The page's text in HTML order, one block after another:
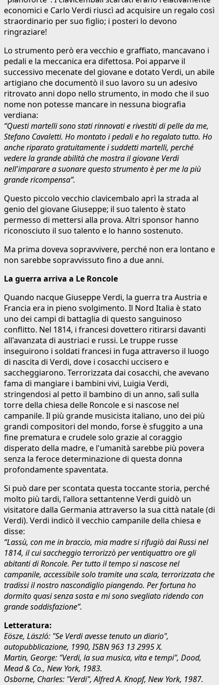
economici e Carlo Verdi riuscì ad acquisire un regalo così
straordinario per suo figlio; i posteri lo devono
ringraziare!
Lo strumento però era vecchio e graffiato, mancavano i
pedali e la meccanica era difettosa. Poi apparve il
successivo mecenate del giovane e dotato Verdi, un abile
artigiano che documentò il suo lavoro su un adesivo
ritrovato anni dopo nello strumento, in modo che il suo
nome non potesse mancare in nessuna biografia
verdiana:
“Questi martelli sono stati rinnovati e rivestiti di pelle da me,
Stefano Cavaletti. Ho montato i pedali e ho regalato tutto. Ho
anche riparato gratuitamente i suddetti martelli, perché
vedere la grande abilità che mostra il giovane Verdi
nell'imparare a suonare questo strumento è per me la più
grande ricompensa”.
Questo piccolo vecchio clavicembalo aprì la strada al
genio del giovane Giuseppe; il suo talento è stato
permesso di mettersi alla prova. Altri sponsor hanno
riconosciuto il suo talento e lo hanno sostenuto.
Ma prima doveva sopravvivere, perché non era lontano e
non sarebbe sopravvissuto fino a due anni.
La guerra arriva a Le Roncole
Quando nacque Giuseppe Verdi, la guerra tra Austria e
Francia era in pieno svolgimento. Il Nord Italia è stato
uno dei campi di battaglia di questo sanguinoso
conflitto. Nel 1814, i francesi dovettero ritirarsi davanti
all'avanzata di austriaci e russi. Le truppe russe
inseguirono i soldati francesi in fuga attraverso il luogo
di nascita di Verdi, dove i cosacchi uccisero e
saccheggiarono. Terrorizzata dai cosacchi, che avevano
fama di mangiare i bambini vivi, Luigia Verdi,
stringendosi al petto il bambino di un anno, salì sulla
torre della chiesa delle Roncole e si nascose nel
campanile. Il più grande musicista italiano, uno dei più
grandi compositori del mondo, forse è sfuggito a una
fine prematura e crudele solo grazie al coraggio
disperato della madre, e l'umanità sarebbe più povera
senza la feroce determinazione di questa donna
profondamente spaventata.
Si può dare per scontata questa toccante storia, perché
molto più tardi, l'allora settantenne Verdi guidò un
visitatore dalla Germania attraverso la sua città natale (di
Verdi). Verdi indicò il vecchio campanile della chiesa e
disse:
“Lassù, con me in braccio, mia madre si rifugiò dai Russi nel
1814, il cui saccheggio terrorizzò per ventiquattro ore gli
abitanti di Roncole. Per tutto il tempo si nascose nel
campanile, accessibile solo tramite una scala, terrorizzata che
tradissi il nostro nascondiglio piangendo. Per fortuna ho
dormito quasi senza sosta e mi sono svegliato ridendo con
grande soddisfazione”.
Letteratura:
Eösze, Läszló: "Se Verdi avesse tenuto un diario",
autopubblicazione, 1990, ISBN 963 13 2995 X.
Martin, George: "Verdi, la sua musica, vita e tempi", Dood,
Mead & Co., New York, 1983.
Osborne, Charles: "Verdi", Alfred A. Knopf, New York, 1987.